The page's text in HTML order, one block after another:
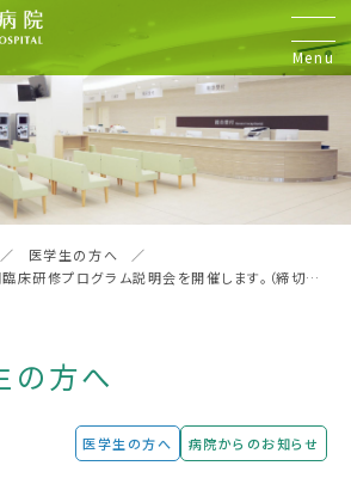
Menu
医学生の方へ
床研修プログラム説明会を開催します。（締切2
の方へ
医学生の方へ 病院からのお知らせ
臨床研修
医の声
見学&実習
臨床研修
臨床研修